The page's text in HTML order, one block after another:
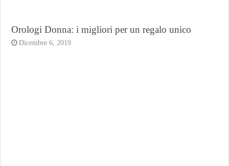
Orologi Donna: i migliori per un regalo unico
Dicembre 6, 2019